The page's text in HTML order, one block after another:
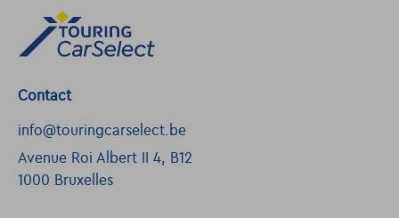
Contact
info@touringcarselect.be
Avenue Roi Albert II 4, B12
1000 Bruxelles